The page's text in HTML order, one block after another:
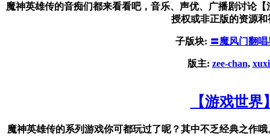
魔神英雄传的音痴们都来看看吧，音乐、声优、广播剧讨论
授权或非正版的资源和
子版块: 〓魔风门翻唱
版主: zee-chan,
【游戏世界
魔神英雄传的系列游戏你可都玩过了呢？其中不乏经典之作